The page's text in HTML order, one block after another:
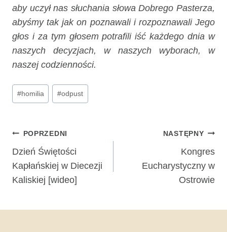
aby uczył nas słuchania słowa Dobrego Pasterza,
abyśmy tak jak on poznawali i rozpoznawali Jego
głos i za tym głosem potrafili iść każdego dnia w
naszych decyzjach, w naszych wyborach, w
naszej codzienności.
Tagi
wpisu:
#homilia #odpust
Nawigacja
wpisu
POPRZEDNI
Dzień Świętości
Kapłańskiej w Diecezji
Kaliskiej [wideo]
NASTĘPNY
Kongres
Eucharystyczny w
Ostrowie